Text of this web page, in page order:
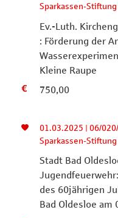
Sparkassen-
Ev.-Luth.
: Förderung der
Kleine Raupe
750,00
01.03.2025 | 06/
Sparkassen-
Stadt Bad
des 60jährigen
Bad Oldesloe am